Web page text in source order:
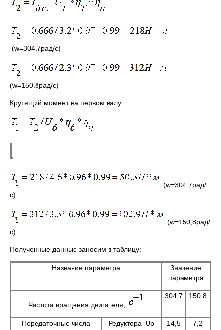
(w=304.7рад/с)
(w=150.8рад/с)
Крутящий момент на первом валу:
(w=304.7рад/
с)
(w=150,8рад/
с)
Полученные данные заносим в таблицу:
Название параметра
Значение
параметра
Частота вращения двигателя,
304.7 150.8
Передаточные числа Редуктора Uр 14,5 7,2